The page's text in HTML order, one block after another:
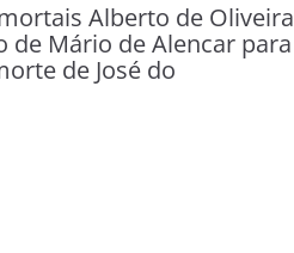
Alberto de Oliveira
de Mário de Alencar para
de José do